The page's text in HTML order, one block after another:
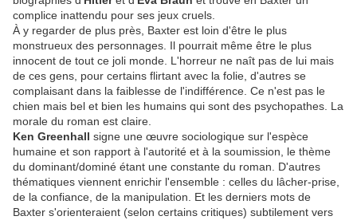
complice inattendu pour ses jeux cruels.
À y regarder de plus près, Baxter est loin d'être le plus
monstrueux des personnages. Il pourrait même être le plus
innocent de tout ce joli monde. L'horreur ne naît pas de lui mais
de ces gens, pour certains flirtant avec la folie, d'autres se
complaisant dans la faiblesse de l'indifférence. Ce n'est pas le
chien mais bel et bien les humains qui sont des psychopathes. La
morale du roman est claire.
Ken Greenhall signe une œuvre sociologique sur l'espèce
humaine et son rapport à l'autorité et à la soumission, le thème
du dominant/dominé étant une constante du roman. D'autres
thématiques viennent enrichir l'ensemble : celles du lâcher-prise,
de la confiance, de la manipulation. Et les derniers mots de
Baxter s'orienteraient (selon certains critiques) subtilement vers